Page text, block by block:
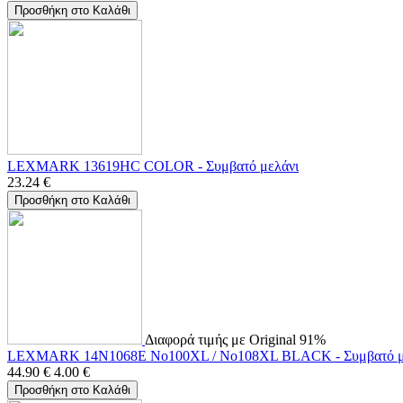
Προσθήκη στο Καλάθι
LEXMARK 13619HC COLOR - Συμβατό μελάνι
23.24 €
Προσθήκη στο Καλάθι
Διαφορά τιμής με Original 91%
LEXMARK 14N1068E No100XL / No108XL BLACK - Συμβατό
44.90 € 4.00 €
Προσθήκη στο Καλάθι